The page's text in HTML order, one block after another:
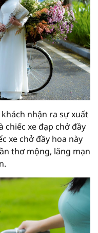
nhận ra sự xuất
chiếc xe đạp chở đầy
xe chở đầy hoa này
thơ mộng, lãng mạn